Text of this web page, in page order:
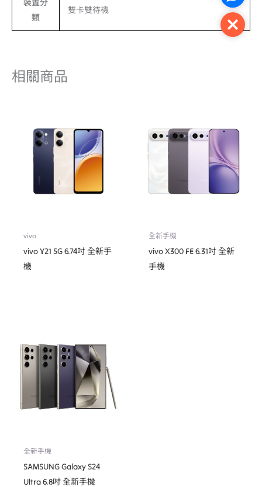
裝置分
類
雙卡雙待機
相關商品
vivo
vivo Y21 5G 6.74吋 全新手
機
全新手機
vivo X300 FE 6.31吋 全新
手機
全新手機
SAMSUNG Galaxy S24
Ultra 6.8吋 全新手機
Close